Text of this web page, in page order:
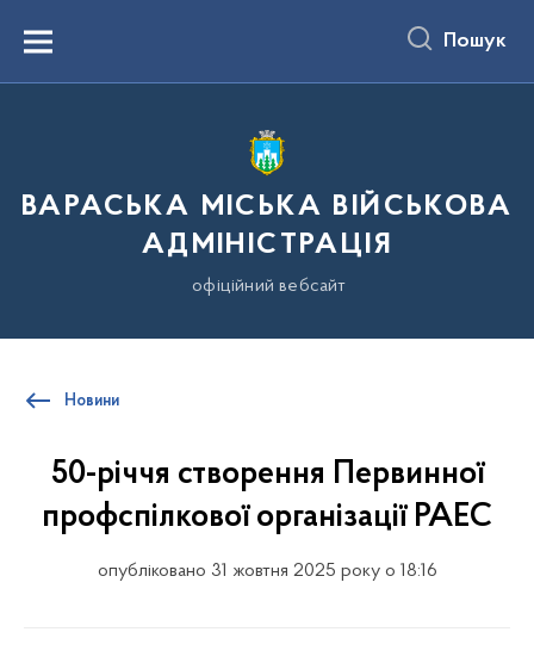
вмістуMenu Пошук
ВАРАСЬКА МІСЬКА ВІЙСЬКОВА
АДМІНІСТРАЦІЯ
офіційний вебсайт
Новини
50-річчя створення Первинної
профспілкової організації РАЕС
опубліковано 31 жовтня 2025 року о 18:16